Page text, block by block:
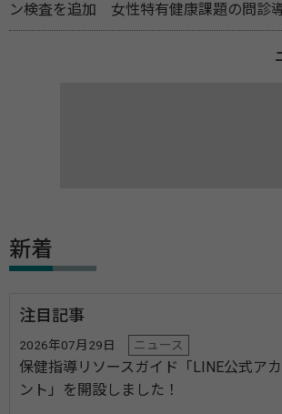
ン検査を追加 女性特有健康課題の問診
新着
注目記事
2026年07月29日 ニュース
保健指導リソースガイド「LINE公式ア
ント」を開設しました！